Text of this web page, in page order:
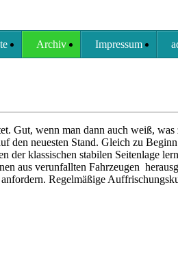
Archiv Impressum
Gut, wenn man dann auch weiß, was
den neuesten Stand. Gleich zu
der klassischen stabilen Seitenlage
aus verunfallten Fahrzeugen
Regelmäßige